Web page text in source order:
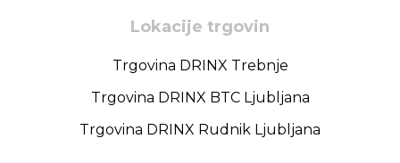
Lokacije trgovin
Trgovina DRINX Trebnje
Trgovina DRINX BTC Ljubljana
Trgovina DRINX Rudnik Ljubljana